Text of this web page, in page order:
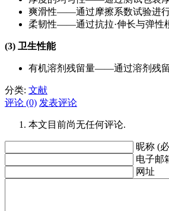
爽滑性——通过摩擦系数试验进行
柔韧性——通过抗拉·伸长与弹性
(3) 卫生性能
有机溶剂残留量——通过溶剂残留
分类: 文献
评论 (0) 发表评论
本文目前尚无任何评论.
昵称 (
电子邮
网址